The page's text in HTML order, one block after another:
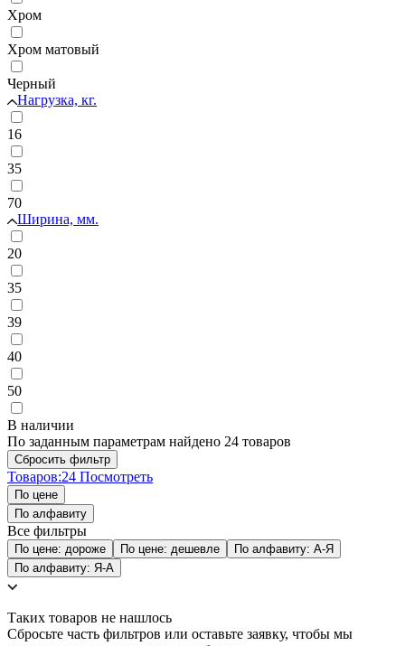
Хром
Хром матовый
Черный
Нагрузка, кг.
16
35
70
Ширина, мм.
20
35
39
40
50
В наличии
По заданным параметрам найдено 24 товаров
Товаров:24 Посмотреть
По цене
По алфавиту
Все фильтры
По цене: дороже По цене: дешевле
По алфавиту: А-Я
По алфавиту: Я-А
Таких товаров не нашлось
Сбросьте часть фильтров или оставьте заявку, чтобы мы